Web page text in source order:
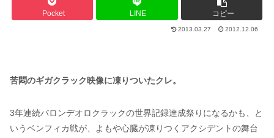
Pocket LINE コピー
2013.03.27 2012.12.06
苦悶のギガクラック映像に凍りついたクレ。
3年連続バロンデオロクラックの世界記録達成祭りになるかも、と
いうベンフィカ戦が、よもや心臓が凍りつくアクシデントの舞台